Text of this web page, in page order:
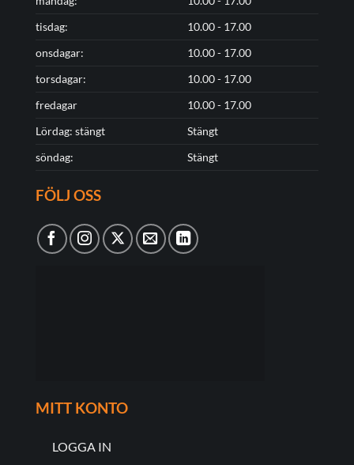
tisdag:
10.00 - 17.00
onsdagar:
10.00 - 17.00
torsdagar:
10.00 - 17.00
fredagar
10.00 - 17.00
Lördag: stängt
Stängt
söndag:
Stängt
FÖLJ OSS
MITT KONTO
LOGGA IN